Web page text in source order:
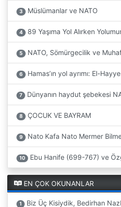
3 Müslümanlar ve NATO
4 89 Yaşıma Yol Alırken
5 NATO, Sömürgecilik ve
6 Hamas’ın yol ayrımı: El-
7 Dünyanın haydut şebekesi
8 ÇOCUK VE BAYRAM
9 Nato Kafa Nato Mermer
10 Ebu Hanife (699-767) ve
EN ÇOK OKUNANLAR
1 Biz Üç Kisiydik, Bedirhan